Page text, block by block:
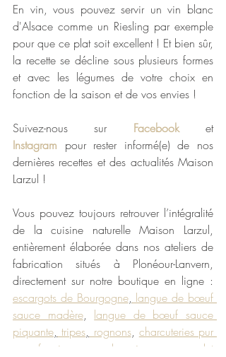
En vin, vous pouvez servir un vin blanc
d'Alsace comme un Riesling par exemple
pour que ce plat soit excellent ! Et bien sûr,
la recette se décline sous plusieurs formes
et avec les légumes de votre choix en
fonction de la saison et de vos envies !
Suivez-nous sur Facebook
et
Instagram pour rester informé(e) de nos
dernières recettes et des actualités Maison
Larzul !
Vous pouvez toujours retrouver l’intégralité
de la cuisine naturelle Maison Larzul,
entièrement élaborée dans nos ateliers de
fabrication situés à Plonéour-Lanvern,
escargots de Bourgogne, langue de bœuf
sauce madère, langue de bœuf sauce
piquante, tripes, rognons, charcuteries pur
porc fermier
soupe de poissons
cassoulet